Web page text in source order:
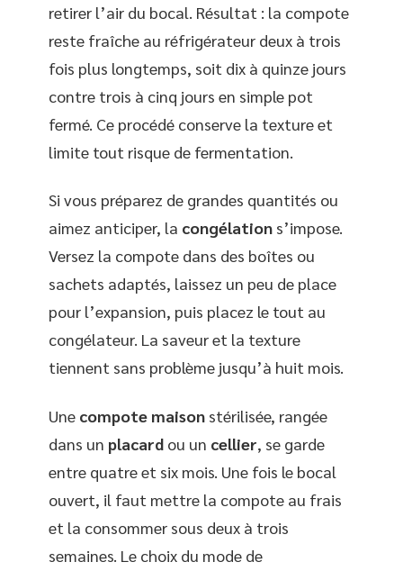
retirer l’air du bocal. Résultat : la compote
reste fraîche au réfrigérateur deux à trois
fois plus longtemps, soit dix à quinze jours
contre trois à cinq jours en simple pot
fermé. Ce procédé conserve la texture et
limite tout risque de fermentation.
Si vous préparez de grandes quantités ou
aimez anticiper, la congélation s’impose.
Versez la compote dans des boîtes ou
sachets adaptés, laissez un peu de place
pour l’expansion, puis placez le tout au
congélateur. La saveur et la texture
tiennent sans problème jusqu’à huit mois.
Une compote maison stérilisée, rangée
dans un placard ou un cellier, se garde
entre quatre et six mois. Une fois le bocal
ouvert, il faut mettre la compote au frais
et la consommer sous deux à trois
semaines. Le choix du mode de